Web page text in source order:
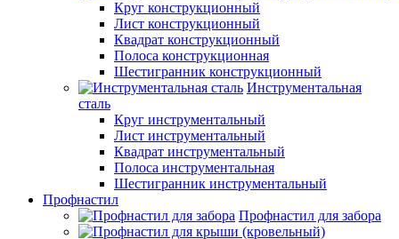
Круг конструкционный
Лист конструкционный
Квадрат конструкционный
Полоса конструкционная
Шестигранник конструкционный
Инструментальная
сталь
Круг инструментальный
Лист инструментальный
Квадрат инструментальный
Полоса инструментальная
Шестигранник инструментальный
Профнастил
Профнастил для забора